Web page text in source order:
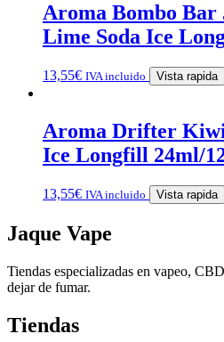
Aroma Bombo Bar
Lime Soda Ice
13,55€ IVA incluido Vista rapida
Aroma Drifter Kiwi
Ice Longfill 24ml/
13,55€ IVA incluido Vista rapida
Jaque Vape
Tiendas especializadas en vapeo,
dejar de fumar.
Tiendas